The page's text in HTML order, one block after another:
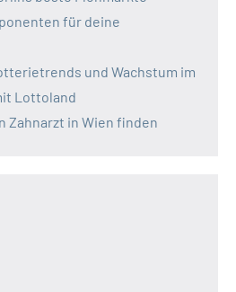
für deine
und Wachstum im
Lottoland
Zahnarzt in Wien finden